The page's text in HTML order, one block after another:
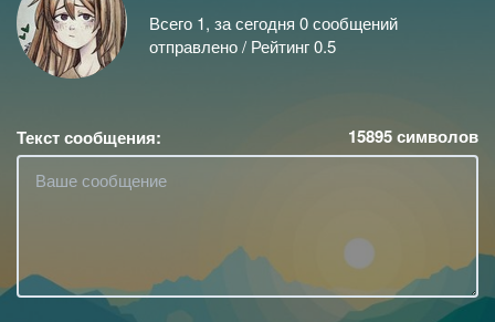
Всего 1, за сегодня 0 сообщений
отправлено / Рейтинг 0.5
Текст сообщения: 15895символов